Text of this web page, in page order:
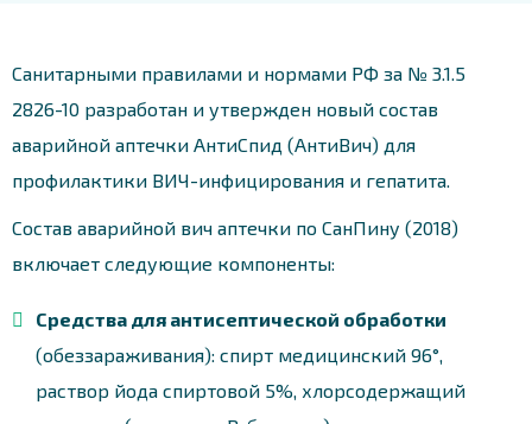
Санитарными правилами и нормами РФ за № 3.1.5
2826-10 разработан и утвержден новый состав
аварийной аптечки АнтиСпид (АнтиВич) для
профилактики ВИЧ-инфицирования и гепатита.
Состав аварийной вич аптечки по СанПину (2018)
включает следующие компоненты:
Средства для антисептической обработки
(обеззараживания): спирт медицинский 96°,
раствор йода спиртовой 5%, хлорсодержащий